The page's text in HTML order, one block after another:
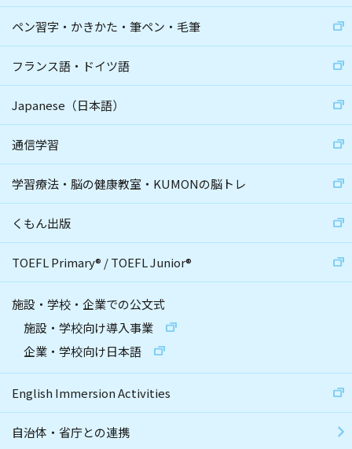
ペン習字・かきかた・筆ペン・毛筆
フランス語・ドイツ語
Japanese（日本語）
通信学習
学習療法・脳の健康教室・KUMONの脳トレ
くもん出版
TOEFL Primary® /TOEFL Junior®
施設・学校・企業での公文式
施設・学校向け導入事業
企業・学校向け日本語
English Immersion Activities
自治体・省庁との連携